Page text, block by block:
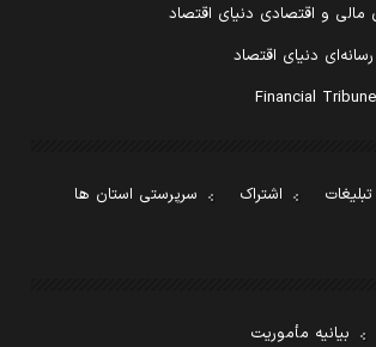
و اقتصادی دنیای اقتصاد
دنیای اقتصاد
تبلیغات اشتراک
سرپرستی استان ها
بیانیه مأموریت